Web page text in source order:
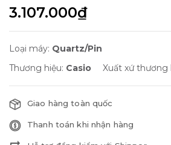
3.107.000₫
Loại máy: Quartz/Pin
Thương hiệu: Casio Xuất xứ thương
Giao hàng toàn quốc
Thanh toán khi nhận hàng